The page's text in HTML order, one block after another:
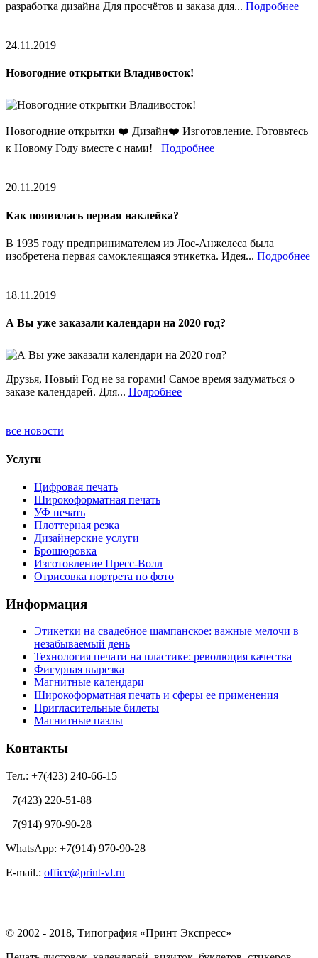
разработка дизайна Для просчётов и заказа для... Подробнее
24.11.2019
Новогодние открытки Владивосток!
Новогодние открытки ❤️ Дизайн❤️ Изготовление. Готовьтесь
к Новому Году вместе с нами! Подробнее
20.11.2019
Как появилась первая наклейка?
В 1935 году предпринимателем из Лос-Анжелеса была
изобретена первая самоклеящаяся этикетка. Идея... Подробнее
18.11.2019
А Вы уже заказали календари на 2020 год?
Друзья, Новый Год не за горами! Самое время задуматься о
заказе календарей. Для... Подробнее
все новости
Услуги
Цифровая печать
Широкоформатная печать
УФ печать
Плоттерная резка
Дизайнерские услуги
Брошюровка
Изготовление Пресс-Волл
Отрисовка портрета по фото
Информация
Этикетки на свадебное шампанское: важные мелочи в
незабываемый день
Технология печати на пластике: революция качества
Фигурная вырезка
Магнитные календари
Широкоформатная печать и сферы ее применения
Пригласительные билеты
Магнитные пазлы
Контакты
Тел.: +7(423) 240-66-15
+7(423) 220-51-88
+7(914) 970-90-28
WhatsApp: +7(914) 970-90-28
Е-mail.: office@print-vl.ru
© 2002 - 2018, Типография «Принт Экспресс»